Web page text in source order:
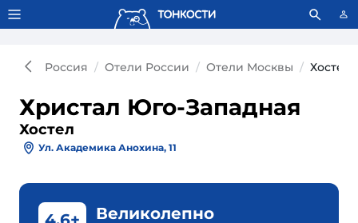
Тонкости используют сookie-файлы. Что это значит?
Россия Отели России Отели Москвы Хостел
Христал Юго-Западная
Хостел
Ул. Академика Анохина, 11
Великолепно